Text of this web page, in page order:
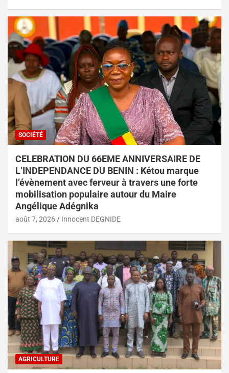
SOCIÉTÉ
CELEBRATION DU 66EME ANNIVERSAIRE DE
L’INDEPENDANCE DU BENIN : Kétou marque
l’évènement avec ferveur à travers une forte
mobilisation populaire autour du Maire
Angélique Adégnika
août 7, 2026 Innocent DEGNIDE
AGRICULTURE